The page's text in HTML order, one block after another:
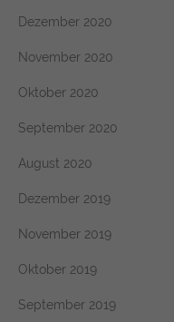
Dezember 2020
November 2020
Oktober 2020
September 2020
August 2020
Dezember 2019
November 2019
Oktober 2019
September 2019